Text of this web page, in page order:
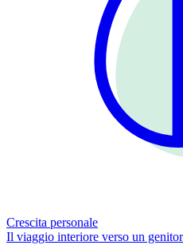
Crescita personale
Il viaggio interiore verso un